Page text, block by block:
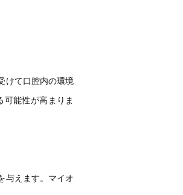
けて口腔内の環境
能性が高まりま
与えます。マイオ